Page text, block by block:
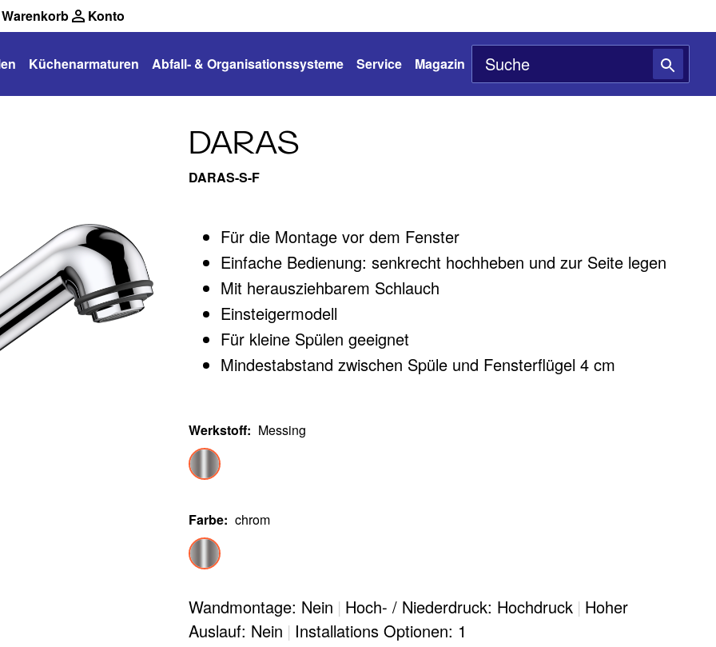
Warenkorb Konto
Küchenarmaturen Abfall- & Organisationssysteme Service Magazin
DARAS
DARAS-S-F
Für die Montage vor dem Fenster
Einfache Bedienung: senkrecht hochheben und zur Seite legen
Mit herausziehbarem Schlauch
Einsteigermodell
Für kleine Spülen geeignet
Mindestabstand zwischen Spüle und Fensterflügel 4 cm
Werkstoff: Messing
Farbe: chrom
Wandmontage: Nein | Hoch- / Niederdruck: Hochdruck | Hoher
Auslauf: Nein | Installations Optionen: 1